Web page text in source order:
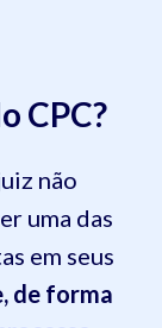
CPC?
não
uma das
em seus
de forma